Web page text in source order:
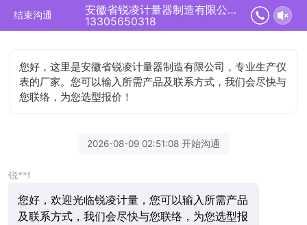
结束沟通
安徽省锐凌计量器制造有限公司正在为您服务
13305650318
您好，这里是安徽省锐凌计量器制造有限公司，专业生产仪
表的厂家。您可以输入所需产品及联系方式，我们会尽快与
您联络，为您选型报价！
2026-08-09 02:51:08 开始沟通
锐**f
您好，欢迎光临锐凌计量，您可以输入所需产品
及联系方式，我们会尽快与您联络，为您选型报